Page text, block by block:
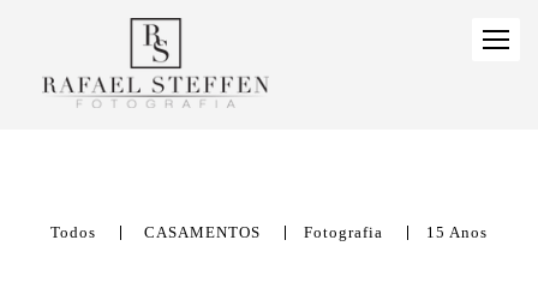
Todos CASAMENTOS Fotografia 15 Anos